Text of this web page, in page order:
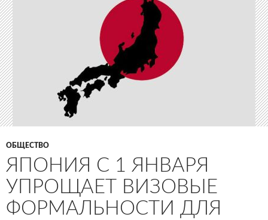
ОБЩЕСТВО
ЯПОНИЯ С 1 ЯНВАРЯ
УПРОЩАЕТ ВИЗОВЫЕ
ФОРМАЛЬНОСТИ ДЛЯ